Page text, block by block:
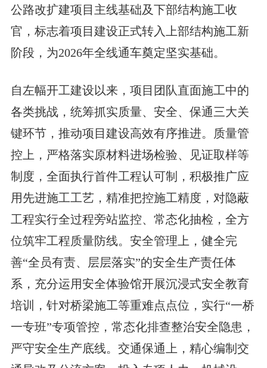
公路改扩建项目主线基础及下部结构施工收
官，标志着项目建设正式转入上部结构施工新
阶段，为2026年全线通车奠定坚实基础。
自左幅开工建设以来，项目团队直面施工中的
各类挑战，统筹抓实质量、安全、保通三大关
键环节，推动项目建设高效有序推进。质量管
控上，严格落实原材料进场检验、见证取样等
制度，全面执行首件工程认可制，积极推广应
用先进施工工艺，精准把控施工精度，对隐蔽
工程实行全过程旁站监控、常态化抽检，全方
位筑牢工程质量防线。安全管理上，健全完
善“全员有责、层层落实”的安全生产责任体
系，充分运用安全体验馆开展沉浸式安全教育
培训，针对桥梁施工等重难点点位，实行“一桥
一专班”专项管控，常态化排查整治安全隐患，
严守安全生产底线。交通保通上，精心编制交